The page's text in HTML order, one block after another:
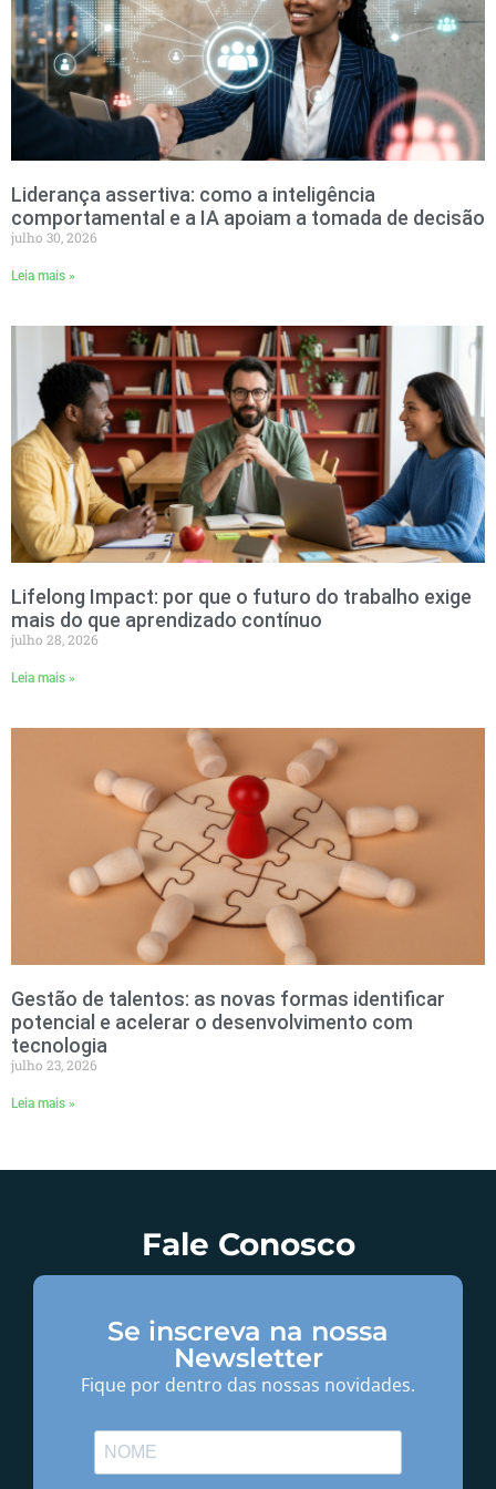
Liderança assertiva: como a inteligência
comportamental e a IA apoiam a tomada de decisão
julho 30, 2026
Leia mais »
Lifelong Impact: por que o futuro do trabalho exige
mais do que aprendizado contínuo
julho 28, 2026
Leia mais »
Gestão de talentos: as novas formas identificar
potencial e acelerar o desenvolvimento com
tecnologia
julho 23, 2026
Leia mais »
Fale Conosco
Se inscreva na nossa
Newsletter
Fique por dentro das nossas novidades.